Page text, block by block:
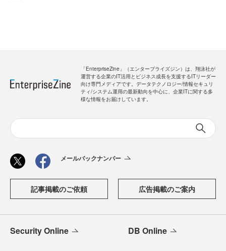
「EnterpriseZine」（エンタープライズジン）は、翔泳社が
運営する企業のIT活用とビジネス成長を支援するITリーダー
向け専門メディアです。データテクノロジー/情報セキュリ
ティ/システム運用の最新動向を中心に、企業ITに関する多
様な情報をお届けしています。
メールバックナンバー
記事掲載のご依頼 広告掲載のご案内
Security Online DB Online